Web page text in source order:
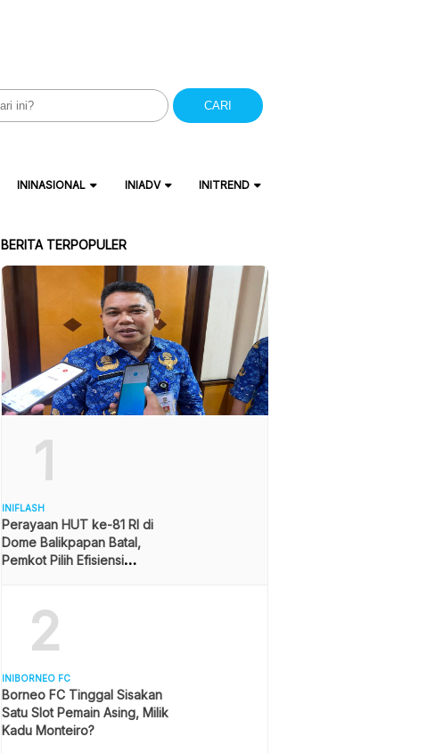
CARI
ININASIONAL INIADV INITREND
BERITA TERPOPULER
1
INIFLASH
Perayaan HUT ke-81 RI di
Dome Balikpapan Batal,
Pemkot Pilih Efisiensi
2
INIBORNEO FC
Borneo FC Tinggal Sisakan
Satu Slot Pemain Asing, Milik
Kadu Monteiro?